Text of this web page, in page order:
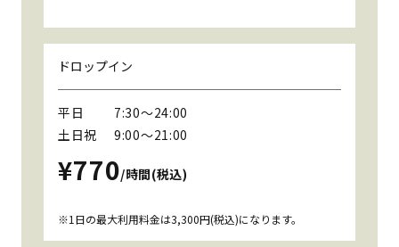
ドロップイン
平日
7:30〜24:00
土日祝
9:00〜21:00
¥770/時間(税込)
1日の最大利用料金は3,300円(税込)になります。